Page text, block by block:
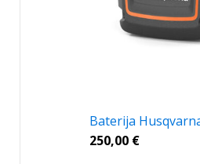
Baterija
250,00 €